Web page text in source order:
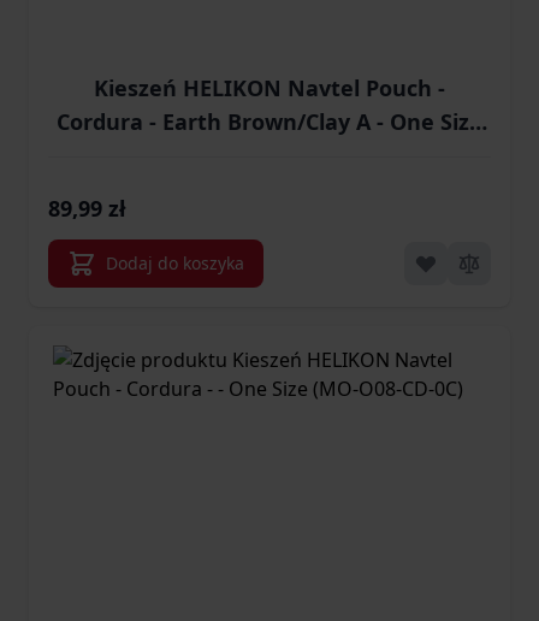
Kieszeń HELIKON Navtel Pouch -
Cordura - Earth Brown/Clay A - One Size
89,99 zł
Dodaj do koszyka